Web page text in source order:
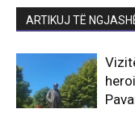
ARTIKUJ TË